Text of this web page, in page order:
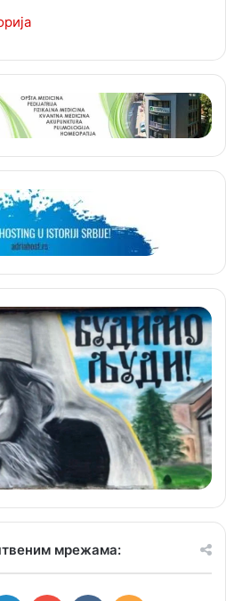
мрежама: